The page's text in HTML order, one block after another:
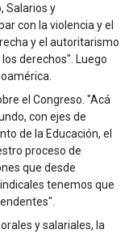
Salarios y
con la violencia y el
y el autoritarismo
derechos". Luego
el Congreso. "Acá
con ejes de
de la Educación, el
proceso de
que desde
tenemos que
y salariales, la